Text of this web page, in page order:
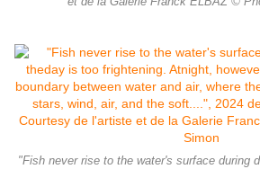
"Fish never rise to the water's surface during